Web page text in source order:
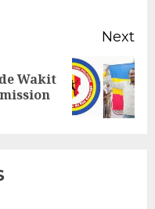
Next
Wakit